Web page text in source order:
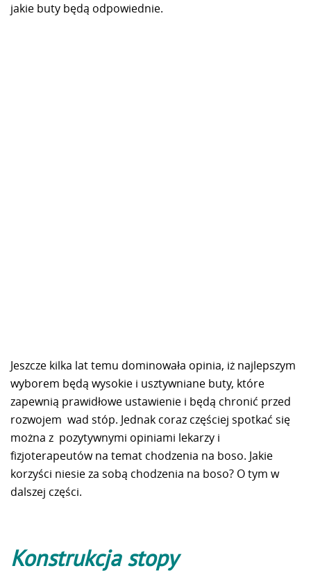
jakie buty będą odpowiednie.
Jeszcze kilka lat temu dominowała opinia, iż najlepszym
wyborem będą wysokie i usztywniane buty, które
zapewnią prawidłowe ustawienie i będą chronić przed
rozwojem wad stóp. Jednak coraz częściej spotkać się
można z pozytywnymi opiniami lekarzy i
fizjoterapeutów na temat chodzenia na boso. Jakie
korzyści niesie za sobą chodzenia na boso? O tym w
dalszej części.
Konstrukcja stopy